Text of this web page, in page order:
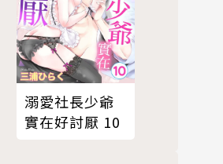
溺愛社長少爺
實在好討厭 10